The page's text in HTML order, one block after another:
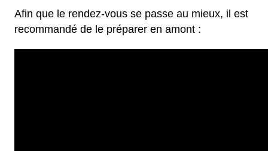
Afin que le rendez-vous se passe au mieux, il est
recommandé de le préparer en amont :